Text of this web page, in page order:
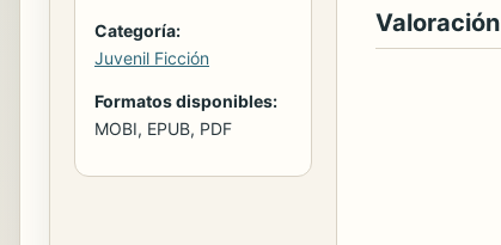
Categoría:
Juvenil Ficción
Formatos disponibles:
MOBI, EPUB, PDF
Valoración